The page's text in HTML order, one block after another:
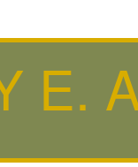
E.